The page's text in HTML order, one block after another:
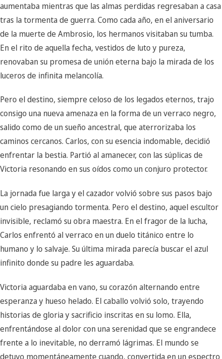
aumentaba mientras que las almas perdidas regresaban a casa
tras la tormenta de guerra. Como cada año, en el aniversario
de la muerte de Ambrosio, los hermanos visitaban su tumba.
En el rito de aquella fecha, vestidos de luto y pureza,
renovaban su promesa de unión eterna bajo la mirada de los
luceros de infinita melancolía.
Pero el destino, siempre celoso de los legados eternos, trajo
consigo una nueva amenaza en la forma de un verraco negro,
salido como de un sueño ancestral, que aterrorizaba los
caminos cercanos. Carlos, con su esencia indomable, decidió
enfrentar la bestia. Partió al amanecer, con las súplicas de
Victoria resonando en sus oídos como un conjuro protector.
La jornada fue larga y el cazador volvió sobre sus pasos bajo
un cielo presagiando tormenta. Pero el destino, aquel escultor
invisible, reclamó su obra maestra. En el fragor de la lucha,
Carlos enfrentó al verraco en un duelo titánico entre lo
humano y lo salvaje. Su última mirada parecía buscar el azul
infinito donde su padre les aguardaba.
Victoria aguardaba en vano, su corazón alternando entre
esperanza y hueso helado. El caballo volvió solo, trayendo
historias de gloria y sacrificio inscritas en su lomo. Ella,
enfrentándose al dolor con una serenidad que se engrandece
frente a lo inevitable, no derramó lágrimas. El mundo se
detuvo momentáneamente cuando, convertida en un espectro